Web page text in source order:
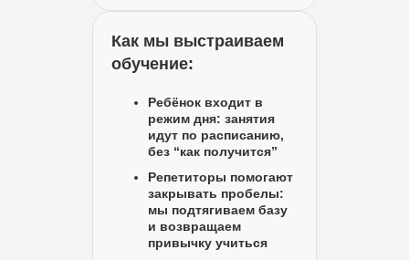
Как мы выстраиваем
обучение:
Ребёнок входит в
режим дня: занятия
идут по расписанию,
без “как получится”
Репетиторы помогают
закрывать пробелы:
мы подтягиваем базу
и возвращаем
привычку учиться